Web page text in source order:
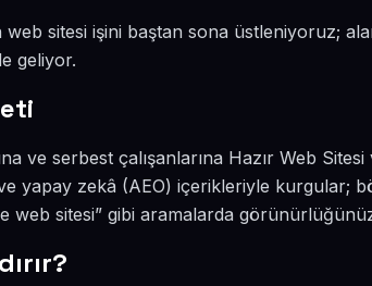
sitesi işini baştan sona üstleniyoruz;
geliyor.
ve serbest çalışanlarına Hazır Web
yapay zekâ (AEO) içerikleriyle kurgular;
web sitesi” gibi aramalarda